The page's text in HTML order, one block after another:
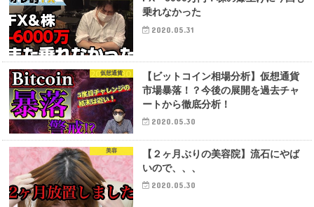
乗れなかった
2020.05.31
仮想通貨
【ビットコイン相場分析】仮想通貨
市場暴落！？今後の展開を過去チャ
ートから徹底分析！
2020.05.30
美容
【２ヶ月ぶりの美容院】流石にやば
いので、、、
2020.05.30